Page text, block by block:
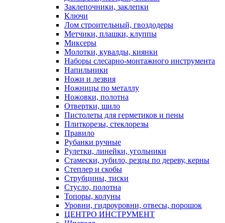
Заклепочники, заклепки
Ключи
Лом строительный, гвоздодеры
Метчики, плашки, клуппы
Миксеры
Молотки, кувалды, киянки
Наборы слесарно-монтажного инструмента
Напильники
Ножи и лезвия
Ножницы по металлу
Ножовки, полотна
Отвертки, шило
Пистолеты для герметиков и пены
Плиткорезы, стеклорезы
Правило
Рубанки ручные
Рулетки, линейки, угольники
Стамески, зубило, резцы по дереву, керны
Степлер и скобы
Струбцины, тиски
Стусло, полотна
Топоры, колуны
Уровни, гидроуровни, отвесы, порошок
ЦЕНТРО ИНСТРУМЕНТ